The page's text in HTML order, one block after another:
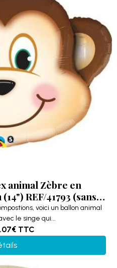
animal Zèbre en
REF/41793 (sans
souder)voici un ballon animal
le singe qui...
TTC